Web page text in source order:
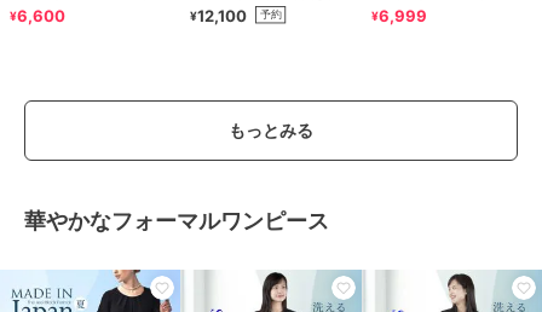
¥6,600
¥12,100 予約
¥6,999
もっとみる
華やかなフォーマルワンピース